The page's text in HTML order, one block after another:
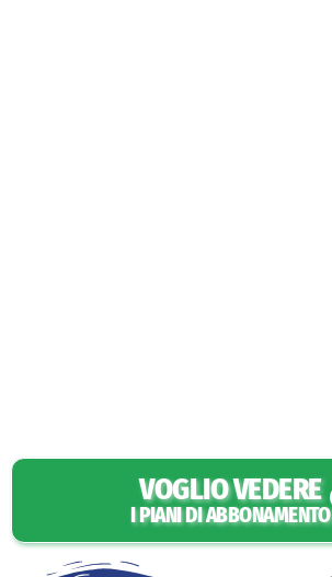
VOGLIO VEDERE
I PIANI DI ABBONAMENTO